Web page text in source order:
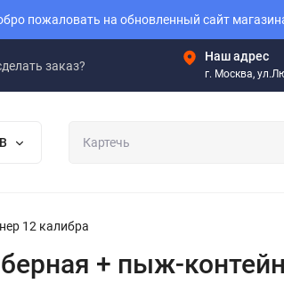
пожаловать на обновленный сайт
заказ?
Наш адрес
г. Москва,
12 калибра
+ пыж-